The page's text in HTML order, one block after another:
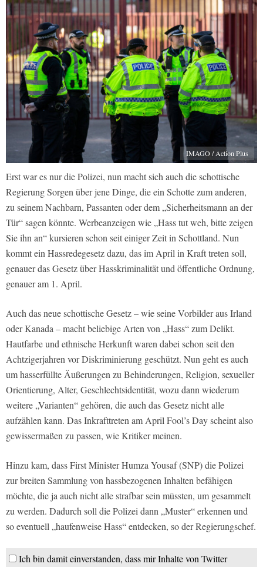
IMAGO / Action Plus
Erst war es nur die Polizei, nun macht sich auch die schottische
Regierung Sorgen über jene Dinge, die ein Schotte zum anderen,
zu seinem Nachbarn, Passanten oder dem „Sicherheitsmann an der
Tür“ sagen könnte. Werbeanzeigen wie „Hass tut weh, bitte zeigen
Sie ihn an“ kursieren schon seit einiger Zeit in Schottland. Nun
kommt ein Hassredegesetz dazu, das im April in Kraft treten soll,
genauer das Gesetz über Hasskriminalität und öffentliche Ordnung,
genauer am 1. April.
Auch das neue schottische Gesetz – wie seine Vorbilder aus Irland
oder Kanada – macht beliebige Arten von „Hass“ zum Delikt.
Hautfarbe und ethnische Herkunft waren dabei schon seit den
Achtzigerjahren vor Diskriminierung geschützt. Nun geht es auch
um hasserfüllte Äußerungen zu Behinderungen, Religion, sexueller
Orientierung, Alter, Geschlechtsidentität, wozu dann wiederum
weitere „Varianten“ gehören, die auch das Gesetz nicht alle
aufzählen kann. Das Inkrafttreten am April Fool’s Day scheint also
gewissermaßen zu passen, wie Kritiker meinen.
Hinzu kam, dass First Minister Humza Yousaf (SNP) die Polizei
zur breiten Sammlung von hassbezogenen Inhalten befähigen
möchte, die ja auch nicht alle strafbar sein müssten, um gesammelt
zu werden. Dadurch soll die Polizei dann „Muster“ erkennen und
so eventuell „haufenweise Hass“ entdecken, so der Regierungschef.
Ich bin damit einverstanden, dass mir Inhalte von Twitter